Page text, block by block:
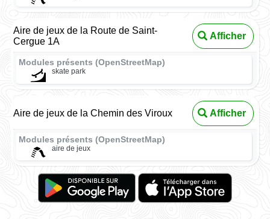
Aire de jeux de la Route de Saint-
Cergue 1A
Afficher
Modules présents (OpenStreetMap)
skate park
Aire de jeux de la Chemin des Viroux Afficher
Modules présents (OpenStreetMap)
aire de jeux